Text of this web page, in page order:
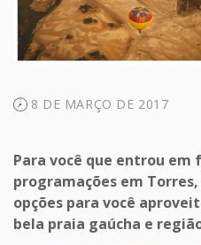
8 DE MARÇO DE 2017
Para você que entrou em
programações em
opções para você
bela praia gaúcha e